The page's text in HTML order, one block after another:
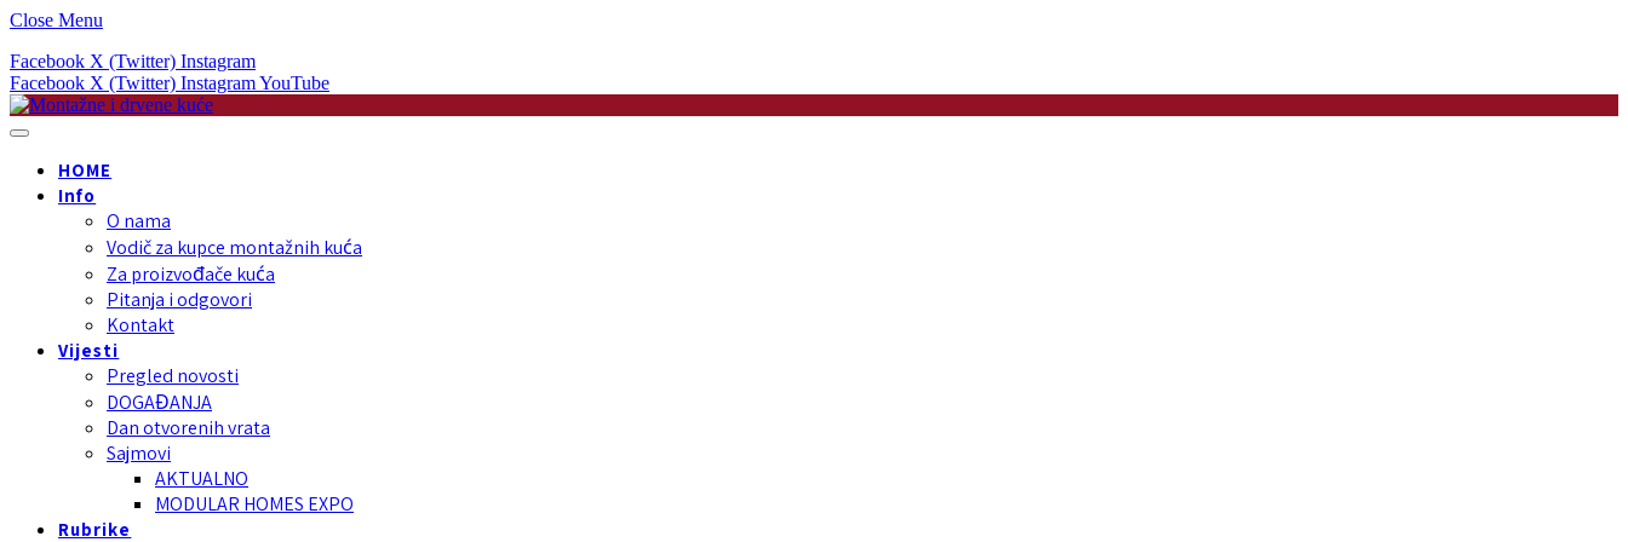
Close Menu
Facebook X (Twitter) Instagram
Facebook X (Twitter) InstagramYouTube
HOME
Info
O nama
Vodič za kupce montažnih kuća
Za proizvođače kuća
Pitanja i odgovori
Kontakt
Vijesti
Pregled novosti
DOGAĐANJA
Dan otvorenih vrata
Sajmovi
AKTUALNO
MODULAR HOMES EXPO
Rubrike